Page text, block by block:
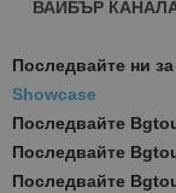
ВАЙБЪР КАНАЛА
Последвайте ни
Showcase
Последвайте
Последвайте
Последвайте